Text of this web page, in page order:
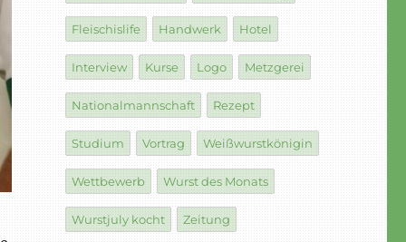
Fleischislife Handwerk Hotel
Interview Kurse Logo Metzgerei
Nationalmannschaft Rezept
Studium Vortrag Weißwurstkönigin
Wettbewerb Wurst des Monats
Wurstjuly kocht Zeitung